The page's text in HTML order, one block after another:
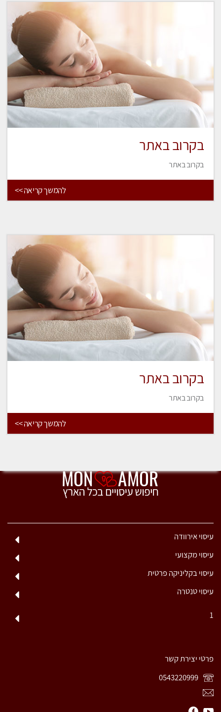
בקרוב באתר
בקרוב באתר
להמשך קריאה >>
בקרוב באתר
בקרוב באתר
להמשך קריאה >>
עיסוי אירוודה
עיסוי מקצועי
עיסוי בקליניקה פרטית
עיסוי טנטרה
1
פרטי יצירת קשר